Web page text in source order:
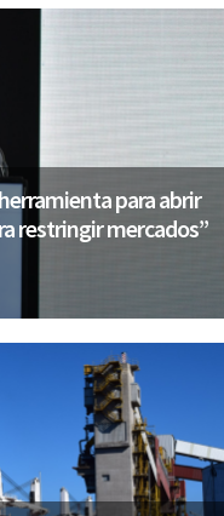
para abrir
restringir mercados”